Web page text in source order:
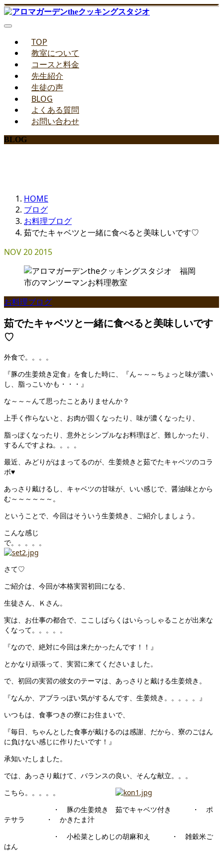
TOP
教室について
コースと料金
先生紹介
生徒の声
BLOG
よくある質問
お問い合わせ
BLOG
HOME
ブログ
お料理ブログ
茹でたキャベツと一緒に食べると美味しいです♡
NOV202015
お料理ブログ
茹でたキャベツと一緒に食べると美味しいです
♡
外食で。。。。
『豚の生姜焼き定食』を食した時に、『ん～～～ちょっと味が濃い
し、脂っこいかも・・・』
な～～～んて思ったことありませんか？
上手く作らないと、お肉が固くなったり、味が濃くなったり、
脂っぽくなったり、意外とシンプルなお料理ほど、難しかったり、
するんですよね。。。。
最近、みどりがはまってるのが、生姜焼きと茹でたキャベツのコラ
ボ♥
あっさり戴けるし、キャベツの甘味が、いい感じで、醤油味とから
む～～～～～～。
ということで、今回はそういう生姜焼き、ご紹介しましょう。
こんな感じ
で。。。。。
さて♡
ご紹介は、今回が本格実習初回になる、
生徒さん、Ｋさん。
実は、お仕事の都合で、ここしばらくはいらっしゃることが出来な
くなって。。。。。
『なので、絶対に今回は来たかったんです！！』
とかなり頑張って、実習に来てくださいました。
で、初回の実習の彼女のテーマは、あっさりと戴ける生姜焼き。
『なんか、アブラっぽい気がするんです、生姜焼き。。。。。』
いつもは、食事つきの寮にお住まいで、
『毎日、ちゃんとした食事が戴けるのは感謝、だから、寮のごはん
に負けない感じに作りたいです！』
承知いたしました。
では、あっさり戴けて、バランスの良い、そんな献立。。。
こちら。。。。。
・ 豚の生姜焼き 茹でキャベツ付き ・ ポ
テサラ ・ かきたま汁
・ 小松菜としめじの胡麻和え ・ 雑穀米ご
はん